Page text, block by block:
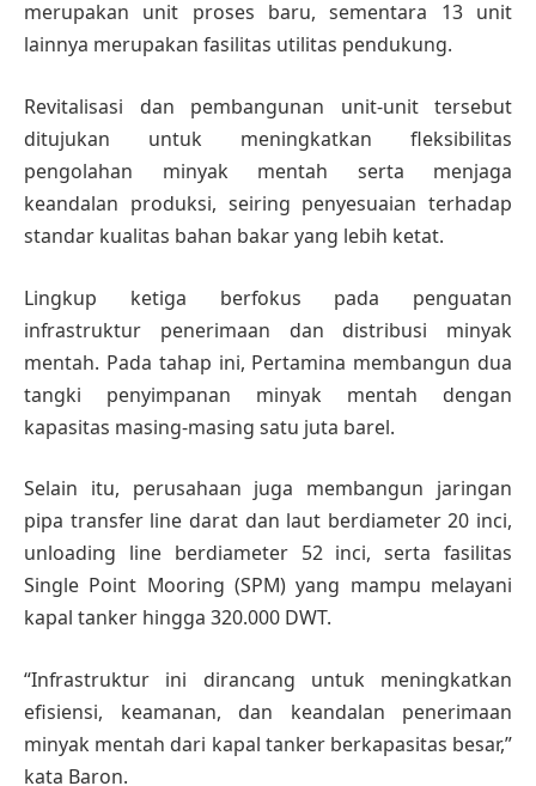
merupakan unit proses baru, sementara 13 unit
lainnya merupakan fasilitas utilitas pendukung.
Revitalisasi dan pembangunan unit-unit tersebut
ditujukan untuk meningkatkan fleksibilitas
pengolahan minyak mentah serta menjaga
keandalan produksi, seiring penyesuaian terhadap
standar kualitas bahan bakar yang lebih ketat.
Lingkup ketiga berfokus pada penguatan
infrastruktur penerimaan dan distribusi minyak
mentah. Pada tahap ini, Pertamina membangun dua
tangki penyimpanan minyak mentah dengan
kapasitas masing-masing satu juta barel.
Selain itu, perusahaan juga membangun jaringan
pipa transfer line darat dan laut berdiameter 20 inci,
unloading line berdiameter 52 inci, serta fasilitas
Single Point Mooring (SPM) yang mampu melayani
kapal tanker hingga 320.000 DWT.
“Infrastruktur ini dirancang untuk meningkatkan
efisiensi, keamanan, dan keandalan penerimaan
minyak mentah dari kapal tanker berkapasitas besar,”
kata Baron.